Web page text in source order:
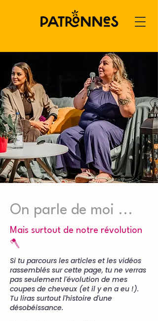
On parle de moi ...
Mais surtout de notre révolution
🪓
Si tu parcours les articles et les vidéos
rassemblés sur cette page, tu ne verras
pas seulement l'évolution de mes
coupes de cheveux (et il y en a eu !).
Tu liras surtout l'histoire d'une
désobéissance.